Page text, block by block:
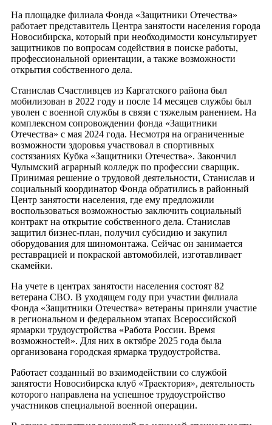
На площадке филиала Фонда «Защитники Отечества»
работает представитель Центра занятости населения города
Новосибирска, который при необходимости консультирует
защитников по вопросам содействия в поиске работы,
профессиональной ориентации, а также возможности
открытия собственного дела.
Станислав Счастливцев из Каргатского района был
мобилизован в 2022 году и после 14 месяцев службы был
уволен с военной службы в связи с тяжелым ранением. На
комплексном сопровождении фонда «Защитники
Отечества» с мая 2024 года. Несмотря на ограниченные
возможности здоровья участвовал в спортивных
состязаниях Кубка «Защитники Отечества». Закончил
Чулымский аграрный колледж по профессии сварщик.
Принимая решение о трудовой деятельности, Станислав и
социальный координатор Фонда обратились в районный
Центр занятости населения, где ему предложили
воспользоваться возможностью заключить социальный
контракт на открытие собственного дела. Станислав
защитил бизнес-план, получил субсидию и закупил
оборудования для шиномонтажа. Сейчас он занимается
реставрацией и покраской автомобилей, изготавливает
скамейки.
На учете в центрах занятости населения состоят 82
ветерана СВО. В уходящем году при участии филиала
Фонда «Защитники Отечества» ветераны приняли участие
в региональном и федеральном этапах Всероссийской
ярмарки трудоустройства «Работа России. Время
возможностей». Для них в октябре 2025 года была
организована городская ярмарка трудоустройства.
Работает созданный во взаимодействии со службой
занятости Новосибирска клуб «Траектория», деятельность
которого направлена на успешное трудоустройство
участников специальной военной операции.